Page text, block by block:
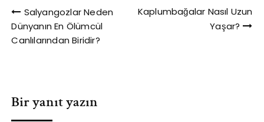
yaşayan en büyük
hayvandır. Megalodon
yaşamış en büyük
etçildir. M Harfi İle…
Yazı
gezinmesi
Salyangozlar Neden
Dünyanın En Ölümcül
Canlılarından Biridir?
Kaplumbağalar Nasıl Uzun
Yaşar?
Bir yanıt yazın